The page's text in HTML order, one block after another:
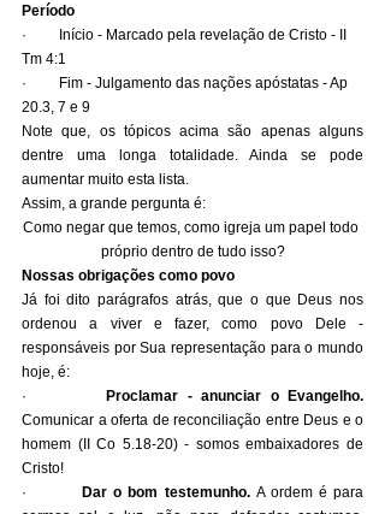
Período
·         Início - Marcado pela revelação de Cristo - II
Tm 4:1
·         Fim - Julgamento das nações apóstatas - Ap
20.3, 7 e 9
Note que, os tópicos acima são apenas alguns
dentre uma longa totalidade. Ainda se pode
aumentar muito esta lista.
Assim, a grande pergunta é:
Como negar que temos, como igreja um papel todo
próprio dentro de tudo isso?
Nossas obrigações como povo
Já foi dito parágrafos atrás, que o que Deus nos
ordenou a viver e fazer, como povo Dele -
responsáveis por Sua representação para o mundo
hoje, é:
·
Proclamar - anunciar o Evangelho.
Comunicar a oferta de reconciliação entre Deus e o
homem (II Co 5.18-20) - somos embaixadores de
Cristo!
·
Dar o bom testemunho. A ordem é para